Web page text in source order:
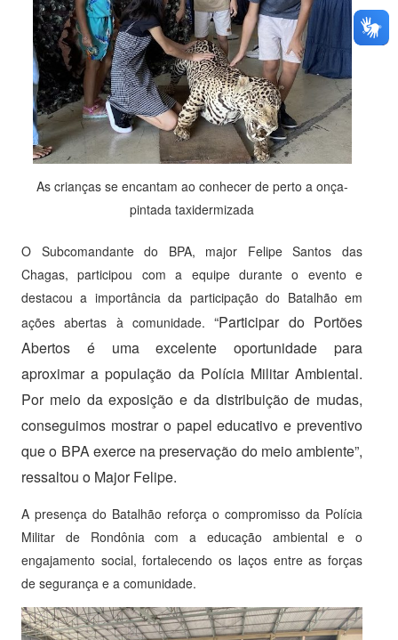
As crianças se encantam ao conhecer de perto a onça-
pintada taxidermizada
O Subcomandante do BPA, major Felipe Santos das
Chagas, participou com a equipe durante o evento e
destacou a importância da participação do Batalhão em
ações abertas à comunidade.“Participar do Portões
Abertos é uma excelente oportunidade para
aproximar a população da Polícia Militar Ambiental.
Por meio da exposição e da distribuição de mudas,
conseguimos mostrar o papel educativo e preventivo
que o BPA exerce na preservação do meio ambiente”,
ressaltou o Major Felipe.
A presença do Batalhão reforça o compromisso da Polícia
Militar de Rondônia com a educação ambiental e o
engajamento social, fortalecendo os laços entre as forças
de segurança e a comunidade.